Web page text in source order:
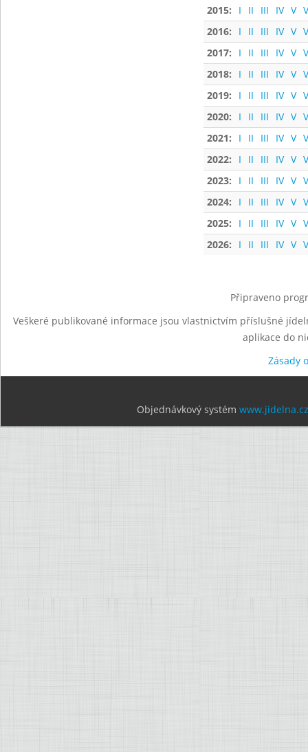
2015:
I II III IV V
2016:
I II III IV V
2017:
I II III IV V
2018:
I II III IV V
2019:
I II III IV V
2020:
I II III IV V
2021:
I II III IV V
2022:
I II III IV V
2023:
I II III IV V
2024:
I II III IV V
2025:
I II III IV V
2026:
I II III IV V
Připraveno
Veškeré publikované informace jsou vlastnictvím příslušné
aplikace do
Zásady
Objednávkový systém www.jidelna.cz